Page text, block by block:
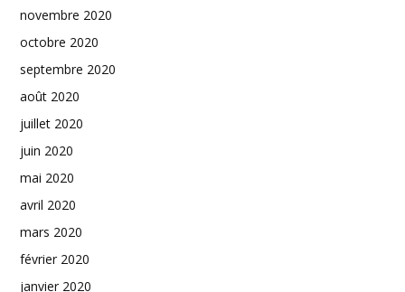
novembre 2020
octobre 2020
septembre 2020
août 2020
juillet 2020
juin 2020
mai 2020
avril 2020
mars 2020
février 2020
janvier 2020